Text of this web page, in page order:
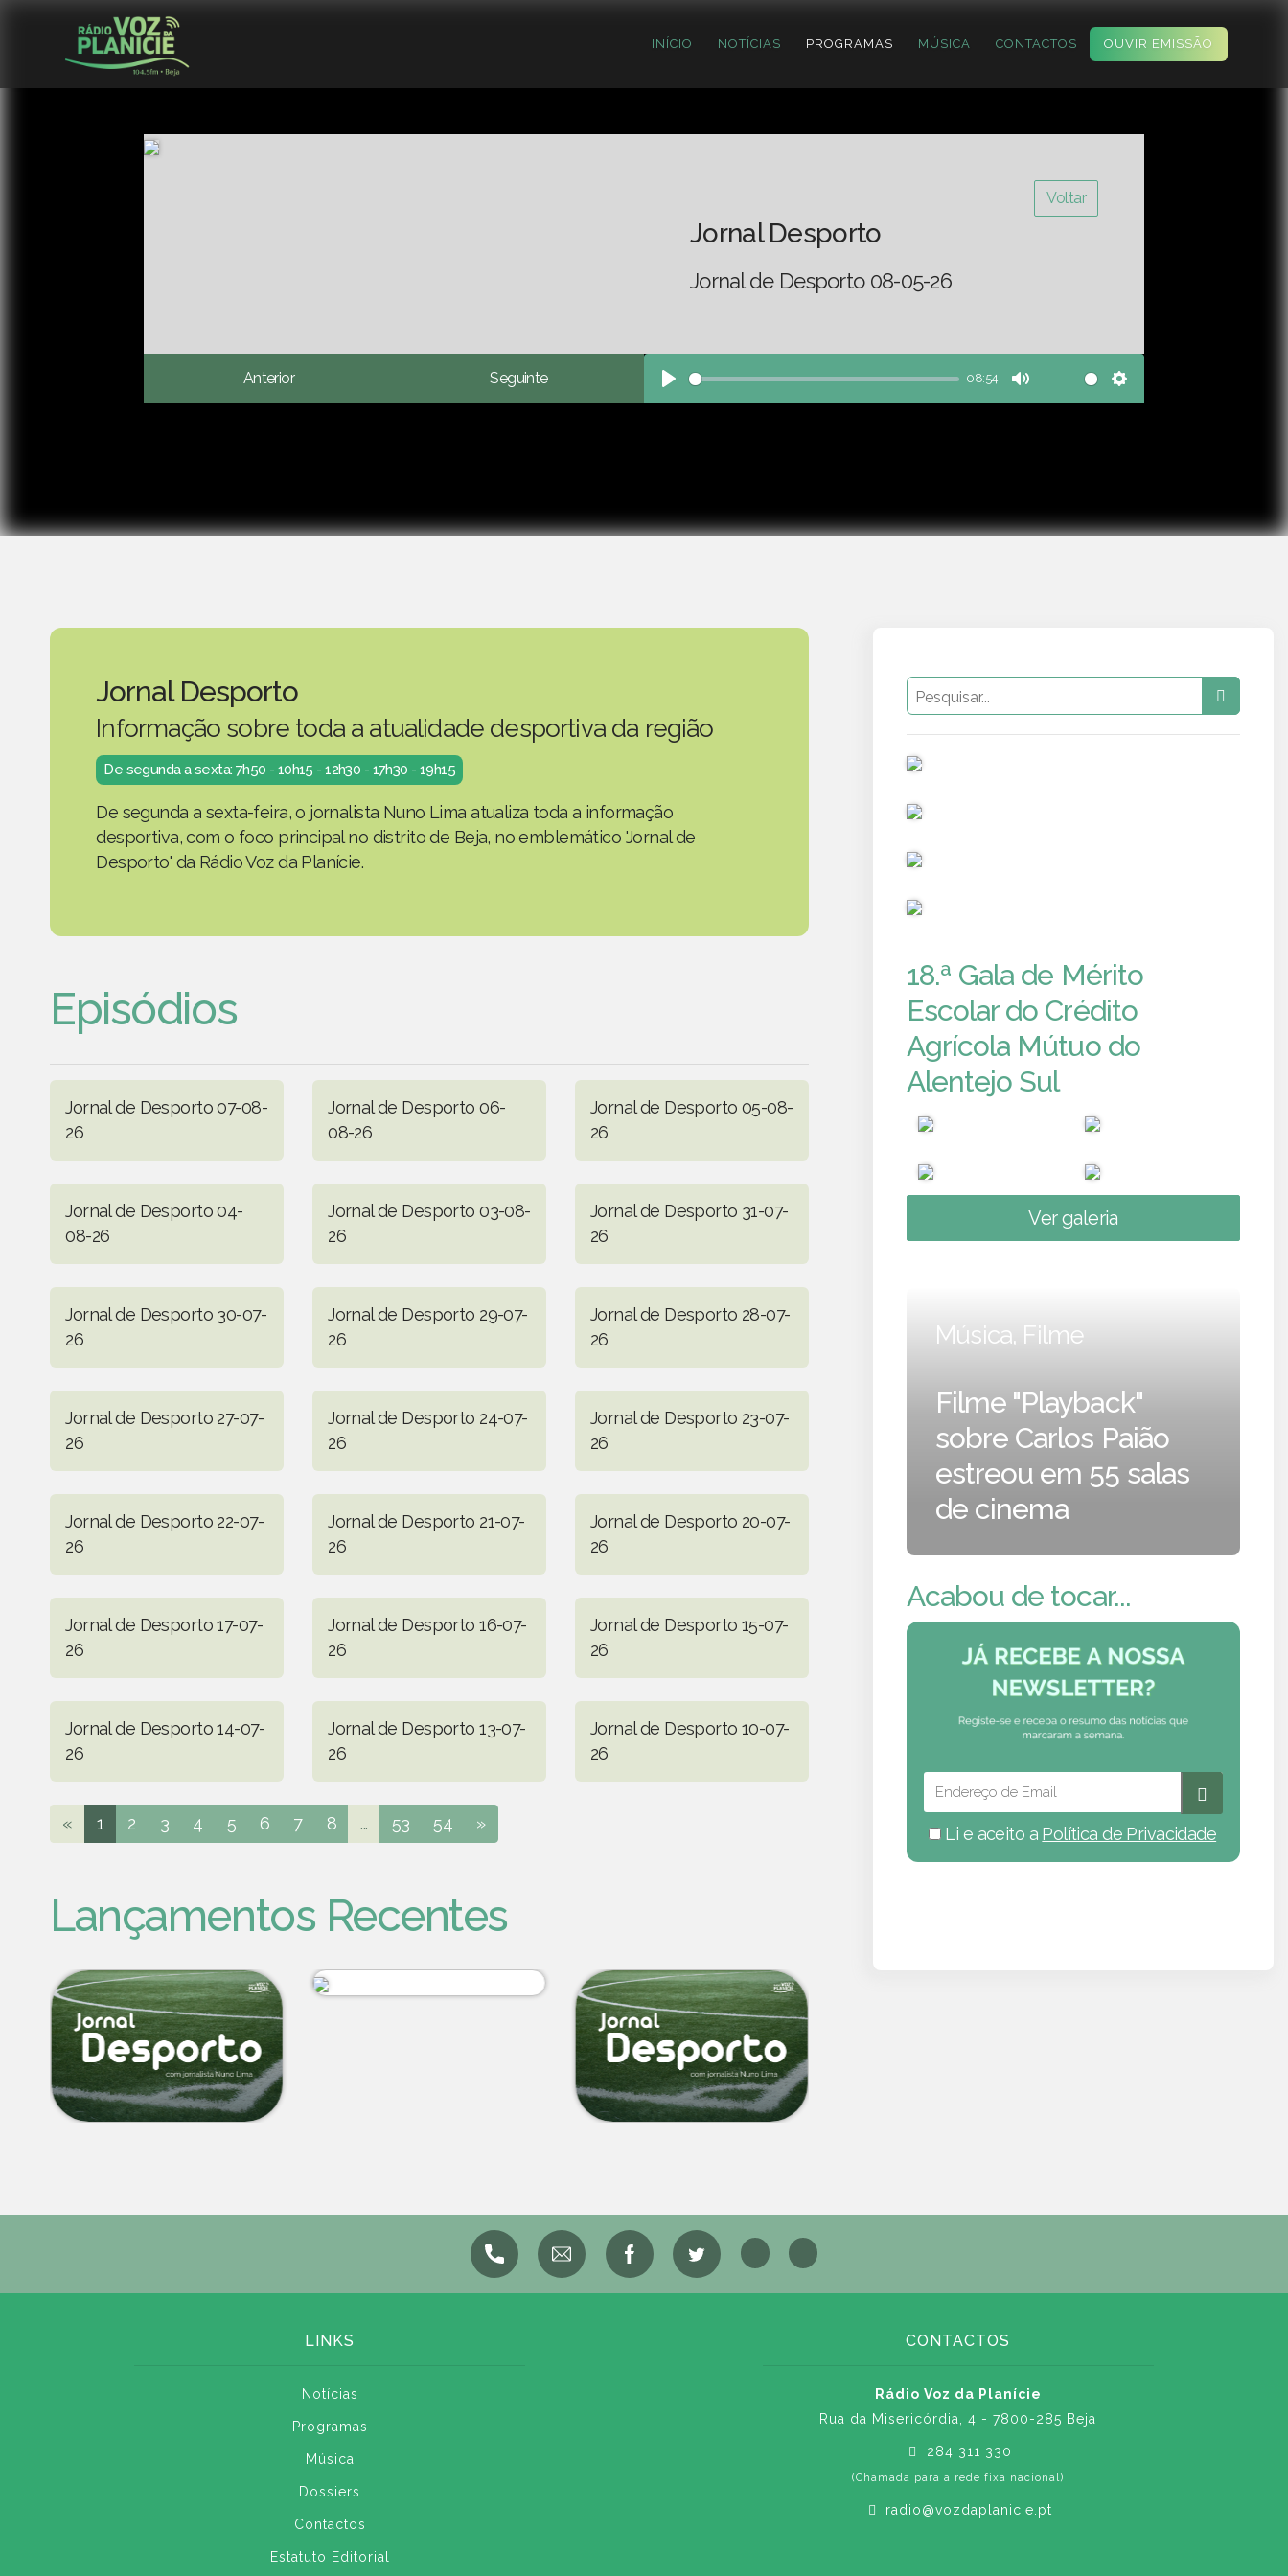
INÍCIO NOTÍCIAS PROGRAMAS MÚSICA CONTACTOS OUVIR EMISSÃO
Voltar
Jornal Desporto
Jornal de Desporto 08-05-26
Anterior Seguinte
Play
08:54
Mute Settings
Jornal Desporto
Informação sobre toda a atualidade desportiva da região
De segunda a sexta: 7h50 - 10h15 - 12h30 - 17h30 - 19h15
De segunda a sexta-feira, o jornalista Nuno Lima atualiza toda a informação
desportiva, com o foco principal no distrito de Beja, no emblemático 'Jornal de
Desporto' da Rádio Voz da Planície.
Episódios
Jornal de Desporto 07-08-
26
Jornal de Desporto 06-
08-26
Jornal de Desporto 05-08-
26
Jornal de Desporto 04-
08-26
Jornal de Desporto 03-08-
26
Jornal de Desporto 31-07-
26
Jornal de Desporto 30-07-
26
Jornal de Desporto 29-07-
26
Jornal de Desporto 28-07-
26
Jornal de Desporto 27-07-
26
Jornal de Desporto 24-07-
26
Jornal de Desporto 23-07-
26
Jornal de Desporto 22-07-
26
Jornal de Desporto 21-07-
26
Jornal de Desporto 20-07-
26
Jornal de Desporto 17-07-
26
Jornal de Desporto 16-07-
26
Jornal de Desporto 15-07-
26
Jornal de Desporto 14-07-
26
Jornal de Desporto 13-07-
26
Jornal de Desporto 10-07-
26
« 1 2 3 4 5 6 7 8 ... 53 54 »
Lançamentos Recentes
18.ª Gala de Mérito
Escolar do Crédito
Agrícola Mútuo do
Alentejo Sul
Ver galeria
Música, Filme
Filme "Playback"
sobre Carlos Paião
estreou em 55 salas
de cinema
Acabou de tocar...
Li e aceito a Política de Privacidade
LINKS
Notícias
Programas
Música
Dossiers
Contactos
Estatuto Editorial
CONTACTOS
Rádio Voz da Planície
Rua da Misericórdia, 4 - 7800-285 Beja
284 311 330
(Chamada para a rede fixa nacional)
radio@vozdaplanicie.pt